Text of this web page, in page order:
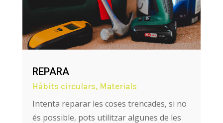
REPARA
Hàbits circulars, Materials
Intenta reparar les coses trencades, si no
és possible, pots utilitzar algunes de les